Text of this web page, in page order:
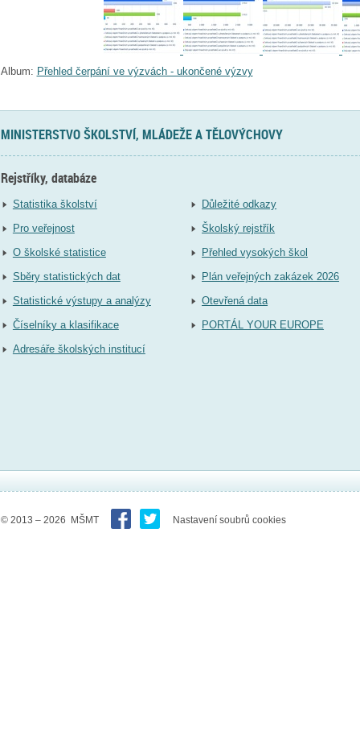
Album: Přehled čerpání ve výzvách - ukončené výzvy
MINISTERSTVO ŠKOLSTVÍ, MLÁDEŽE A TĚLOVÝCHOVY
Rejstříky, databáze
Statistika školství
Pro veřejnost
O školské statistice
Sběry statistických dat
Statistické výstupy a analýzy
Číselníky a klasifikace
Adresáře školských institucí
Důležité odkazy
Školský rejstřík
Přehled vysokých škol
Plán veřejných zakázek 2026
Otevřená data
PORTÁL YOUR EUROPE
© 2013 – 2026 MŠMT Nastavení soubrů cookies